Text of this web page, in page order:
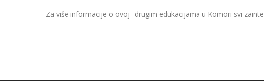
Za više informacije o ovoj i drugim edukacijama u Komori svi